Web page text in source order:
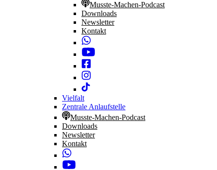
Musste-Machen-Podcast
Downloads
Newsletter
Kontakt
Vielfalt
Zentrale Anlaufstelle
Musste-Machen-Podcast
Downloads
Newsletter
Kontakt